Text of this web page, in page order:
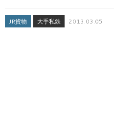
JR貨物 大手私鉄 2013.03.05